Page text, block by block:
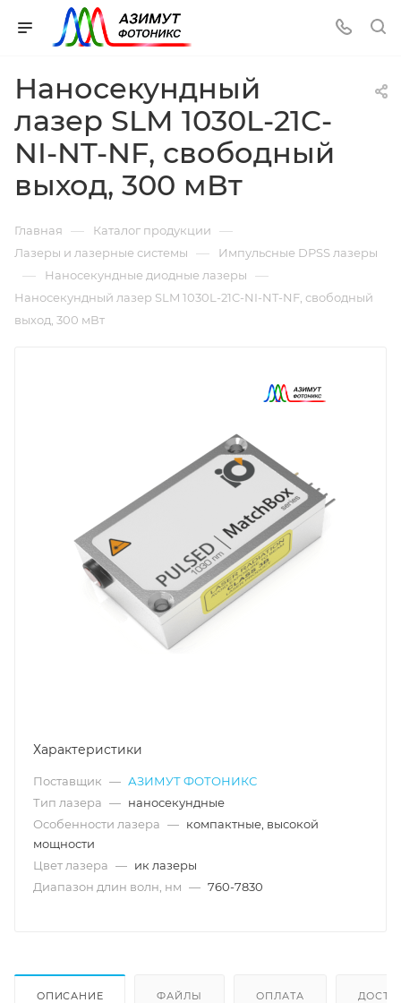
Наносекундный
лазер SLM 1030L-21C-
NI-NT-NF, свободный
выход, 300 мВт
Главная — Каталог продукции —
Лазеры и лазерные системы — Импульсные DPSS лазеры
— Наносекундные диодные лазеры —
Наносекундный лазер SLM 1030L-21C-NI-NT-NF, свободный
выход, 300 мВт
Характеристики
Поставщик — АЗИМУТ ФОТОНИКС
Тип лазера — наносекундные
Особенности лазера — компактные, высокой
мощности
Цвет лазера — ик лазеры
Диапазон длин волн, нм — 760-7830
ОПИСАНИЕ ФАЙЛЫ ОПЛАТА